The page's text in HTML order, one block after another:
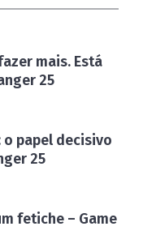
mais. Está
25
o papel decisivo
25
fetiche – Game